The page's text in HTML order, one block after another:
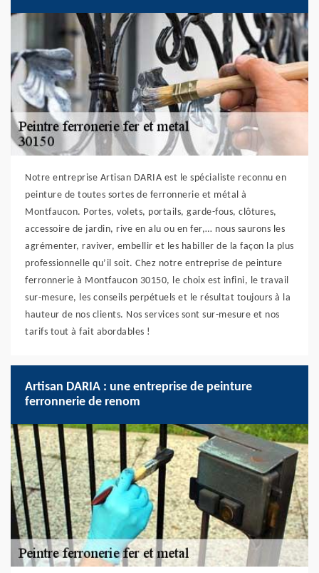
Notre entreprise Artisan DARIA est le spécialiste reconnu en
peinture de toutes sortes de ferronnerie et métal à
Montfaucon. Portes, volets, portails, garde-fous, clôtures,
accessoire de jardin, rive en alu ou en fer,… nous saurons les
agrémenter, raviver, embellir et les habiller de la façon la plus
professionnelle qu’il soit. Chez notre entreprise de peinture
ferronnerie à Montfaucon 30150, le choix est infini, le travail
sur-mesure, les conseils perpétuels et le résultat toujours à la
hauteur de nos clients. Nos services sont sur-mesure et nos
tarifs tout à fait abordables !
Artisan DARIA : une entreprise de peinture
ferronnerie de renom